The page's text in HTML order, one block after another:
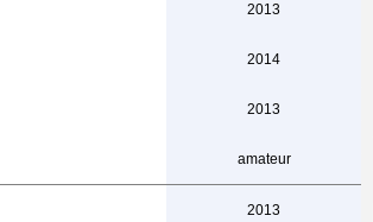
2013
2014
2013
amateur
2013